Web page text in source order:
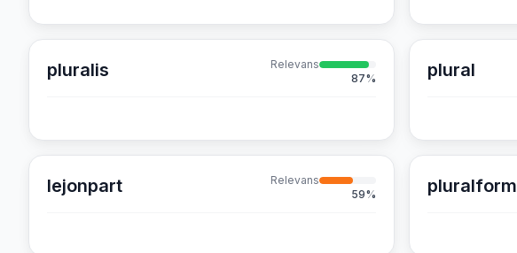
pluralis
Relevans
87% plural
lejonpart
Relevans
59% pluralform